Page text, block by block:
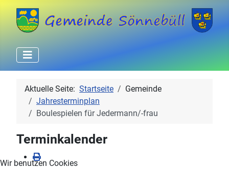
Aktuelle Seite: Startseite
Gemeinde
Jahresterminplan
Boulespielen für Jedermann/-frau
Terminkalender
Wir benutzen Cookies